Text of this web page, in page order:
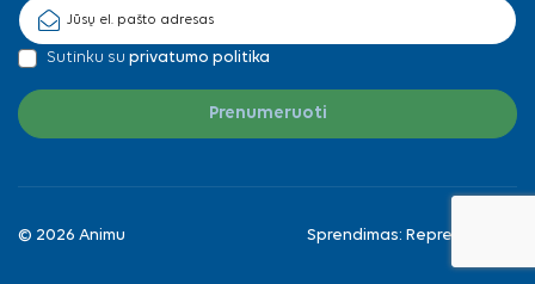
Sutinku su privatumo politika
© 2026 Animu Sprendimas: Reprezentuok